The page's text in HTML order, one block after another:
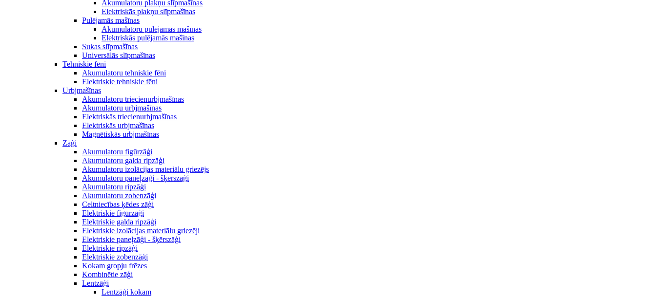
Akumulatoru plakņu slīpmašīnas
Elektriskās plakņu slīpmašīnas
Pulējamās mašīnas
Akumulatoru pulējamās mašīnas
Elektriskās pulējamās mašīnas
Sukas slīpmašīnas
Universālās slīpmašīnas
Tehniskie fēni
Akumulatoru tehniskie fēni
Elektriskie tehniskie fēni
Urbjmašīnas
Akumulatoru triecienurbjmašīnas
Akumulatoru urbjmašīnas
Elektriskās triecienurbjmašīnas
Elektriskās urbjmašīnas
Magnētiskās urbjmašīnas
Zāģi
Akumulatoru figūrzāģi
Akumulatoru galda ripzāģi
Akumulatoru izolācijas materiālu griezējs
Akumulatoru paneļzāģi - šķērszāģi
Akumulatoru ripzāģi
Akumulatoru zobenzāģi
Celtniecības ķēdes zāģi
Elektriskie figūrzāģi
Elektriskie galda ripzāģi
Elektriskie izolācijas materiālu griezēji
Elektriskie paneļzāģi - šķērszāģi
Elektriskie ripzāģi
Elektriskie zobenzāģi
Kokam gropju frēzes
Kombinētie zāģi
Lentzāģi
Lentzāģi kokam